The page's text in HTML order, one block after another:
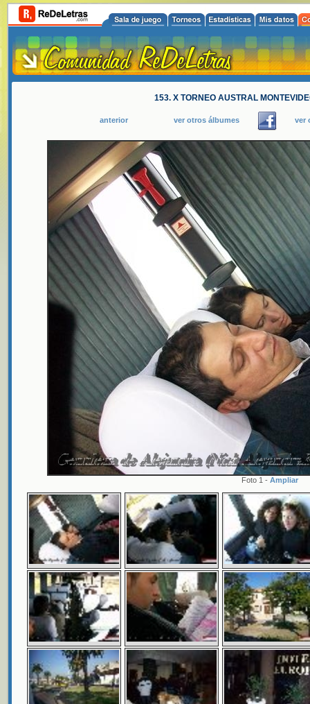
153. X TORNEO AUSTRAL
anterior ver otros álbumes ver
Foto 1 - Ampliar